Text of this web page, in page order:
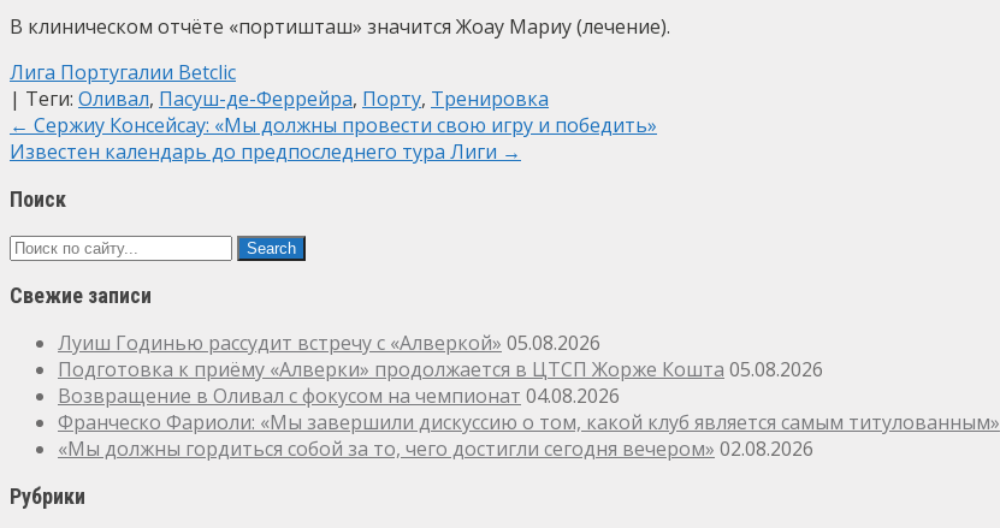
В клиническом отчёте «портишташ» значится Жоау Мариу (лечение).
Лига Португалии Betclic
| Теги: Оливал, Пасуш-де-Феррейра, Порту, Тренировка
Post
navigation
← Сержиу Консейсау: «Мы должны провести свою игру и победить»
Известен календарь до предпоследнего тура Лиги →
Поиск
Свежие записи
Луиш Годинью рассудит встречу с «Алверкой» 05.08.2026
Подготовка к приёму «Алверки» продолжается в ЦТСП Жорже Кошта 05.08.2026
Возвращение в Оливал с фокусом на чемпионат 04.08.2026
Франческо Фариоли: «Мы завершили дискуссию о том, какой клуб является самым титулованным»
«Мы должны гордиться собой за то, чего достигли сегодня вечером» 02.08.2026
Рубрики